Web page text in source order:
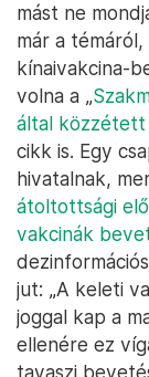
mást ne
már a
kínaivakcina-
volna a „
által közzétett
cikk is. Egy
hivatalnak,
átoltottsági
vakcinák
jut: „A keleti
joggal kap a
ellenére ez
tavaszi